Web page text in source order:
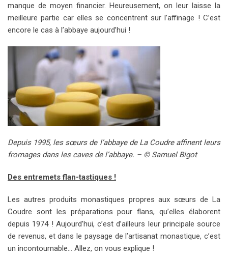
manque de moyen financier. Heureusement, on leur laisse la
meilleure partie car elles se concentrent sur l’affinage ! C’est
encore le cas à l’abbaye aujourd’hui !
Depuis 1995, les sœurs de l’abbaye de La Coudre affinent leurs
fromages dans les caves de l’abbaye. – © Samuel Bigot
Des entremets flan-tastiques !
Les autres produits monastiques propres aux sœurs de La
Coudre sont les préparations pour flans, qu’elles élaborent
depuis 1974 ! Aujourd’hui, c’est d’ailleurs leur principale source
de revenus, et dans le paysage de l’artisanat monastique, c’est
un incontournable… Allez, on vous explique !